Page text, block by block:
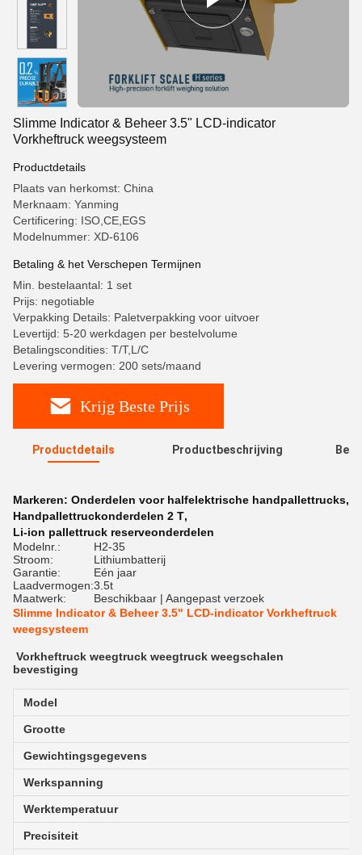
Slimme Indicator & Beheer 3.5" LCD-indicator
Vorkheftruck weegsysteem
Productdetails
Plaats van herkomst: China
Merknaam: Yanming
Certificering: ISO,CE,EGS
Modelnummer: XD-6106
Betaling & het Verschepen Termijnen
Min. bestelaantal: 1 set
Prijs: negotiable
Verpakking Details: Paletverpakking voor uitvoer
Levertijd: 5-20 werkdagen per bestelvolume
Betalingscondities: T/T,L/C
Levering vermogen: 200 sets/maand
Krijg Beste Prijs
Productdetails Productbeschrijving
Markeren: Onderdelen voor halfelektrische handpallettrucks,
Handpallettruckonderdelen 2 T,
Li-ion pallettruck reserveonderdelen
Modelnr.:
H2-35
Stroom:
Lithiumbatterij
Garantie:
Eén jaar
Laadvermogen:3.5t
Maatwerk:
Beschikbaar | Aangepast verzoek
Slimme Indicator & Beheer 3.5" LCD-indicator Vorkheftruck
weegsysteem
Vorkheftruck weegtruck weegtruck weegschalen
bevestiging
Model
Grootte
Gewichtingsgegevens
Werkspanning
Werktemperatuur
Precisiteit